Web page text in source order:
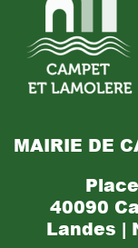
MAIRIE DE
40090
Landes |